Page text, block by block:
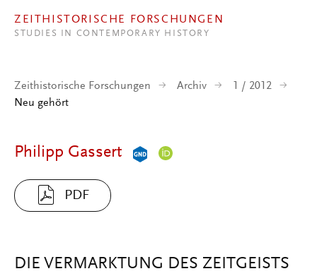
ZEITHISTORISCHE FORSCHUNGEN
STUDIES IN CONTEMPORARY HISTORY
Zeithistorische Forschungen Archiv
1 / 2012
Neu gehört
Philipp Gassert
PDF
DIE VERMARKTUNG DES ZEITGEISTS